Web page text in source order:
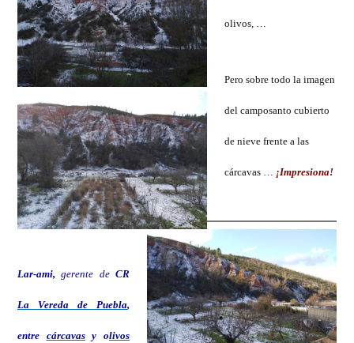
olivos, …
Pero sobre todo la imagen
del camposanto cubierto
de nieve frente a las
cárcavas … ¡Impresiona!
Lar-ami,gerente deCR
La Vereda de Puebla,
entre cárcavasy olivos